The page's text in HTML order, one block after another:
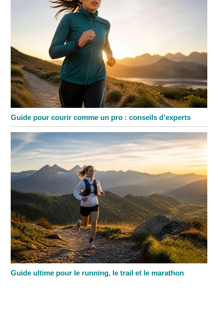
Guide pour courir comme un pro : conseils d’experts
Guide ultime pour le running, le trail et le marathon